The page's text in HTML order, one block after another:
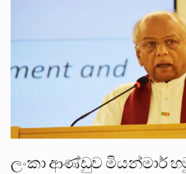
ලංකා ආණ්ඩුව මියන්මාර්